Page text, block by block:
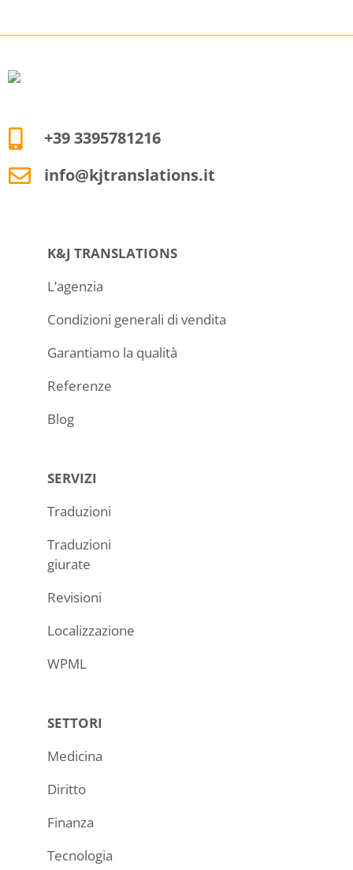
+39 3395781216
info@kjtranslations.it
K&J TRANSLATIONS
L’agenzia
Condizioni generali di vendita
Garantiamo la qualità
Referenze
Blog
SERVIZI
Traduzioni
Traduzioni
giurate
Revisioni
Localizzazione
WPML
SETTORI
Medicina
Diritto
Finanza
Tecnologia